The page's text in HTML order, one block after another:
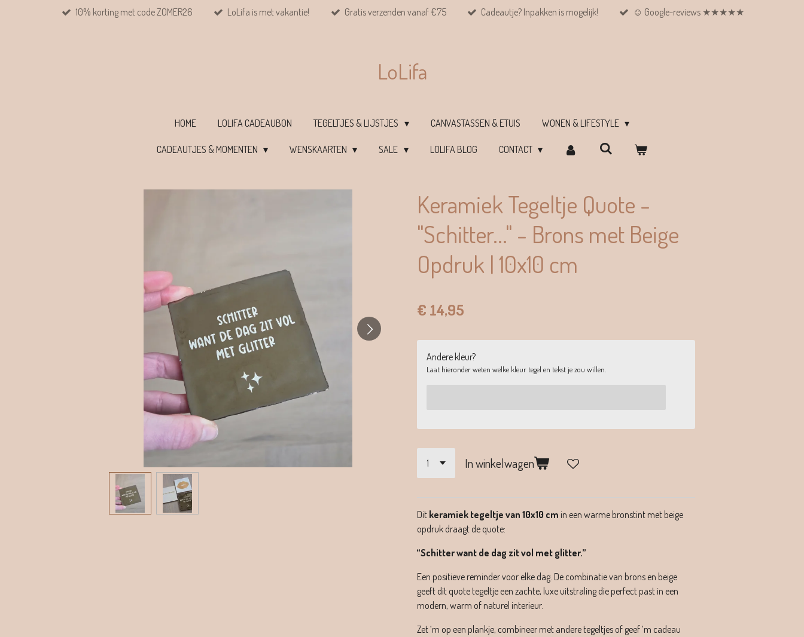
10% korting met code ZOMER26 LoLifa is met vakantie! Gratis verzenden vanaf €75 Cadeautje? Inpakken is mogelijk! ☺︎ Google-reviews ★★★★★
LoLifa
HOME LOLIFA CADEAUBON TEGELTJES & LIJSTJES CANVASTASSEN & ETUIS WONEN & LIFESTYLE
CADEAUTJES & MOMENTEN WENSKAARTEN SALE LOLIFA BLOG CONTACT
Keramiek Tegeltje Quote -
"Schitter..." - Brons met Beige
Opdruk | 10x10 cm
€ 14,95
Andere kleur?
Laat hieronder weten welke kleur tegel en tekst je zou willen.
In winkelwagen
Dit keramiek tegeltje van 10x10 cm in een warme bronstint met beige
opdruk draagt de quote:
“Schitter want de dag zit vol met glitter.”
Een positieve reminder voor elke dag. De combinatie van brons en beige
geeft dit quote tegeltje een zachte, luxe uitstraling die perfect past in een
modern, warm of naturel interieur.
Zet ‘m op een plankje, combineer met andere tegeltjes of geef ‘m cadeau